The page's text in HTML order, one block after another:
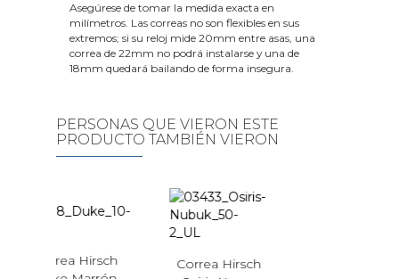
Asegúrese de tomar la medida exacta en
milímetros. Las correas no son flexibles en sus
extremos; si su reloj mide 20mm entre asas, una
correa de 22mm no podrá instalarse y una de
18mm quedará bailando de forma insegura.
PERSONAS QUE VIERON ESTE
PRODUCTO TAMBIÉN VIERON
Correa Hirsch